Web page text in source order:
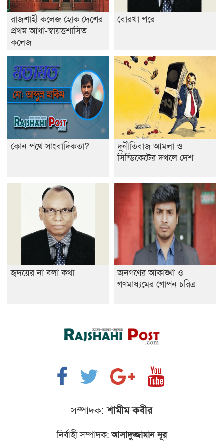
রাজশাহী কলেজ হোক দেশের
প্রথম আধা-স্বায়ত্তশাসিত
কলেজ
বোরখা পরে
কোন পথে সাংবাদিকতা?
দুর্নীতিবাজ আমলা ও
সিন্ডিকেটের দখলে দেশ
হৃদয়ের না বলা কথা
জনগণের আকাঙ্খা ও
গণমাধ্যমের গোপন চরিত্র
সম্পাদক: শামীম কবীর
নির্বাহী সম্পাদক:আসাদুজ্জামান নূর